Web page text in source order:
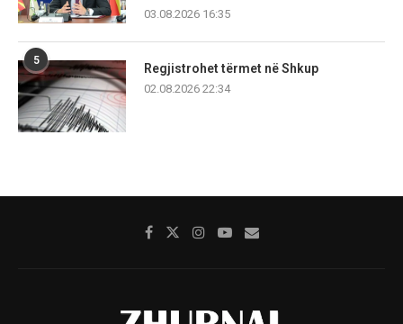
03.08.2026 16:35
5
Regjistrohet tërmet në Shkup
02.08.2026 22:34